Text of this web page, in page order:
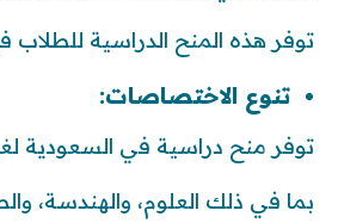
توفر هذه المنح الدراسية
تنوع الاختصاصات:
توفر منح دراسية في السعودية لغير السعوديين 2023 فرصًا
بما في ذلك العلوم، والهندسة،